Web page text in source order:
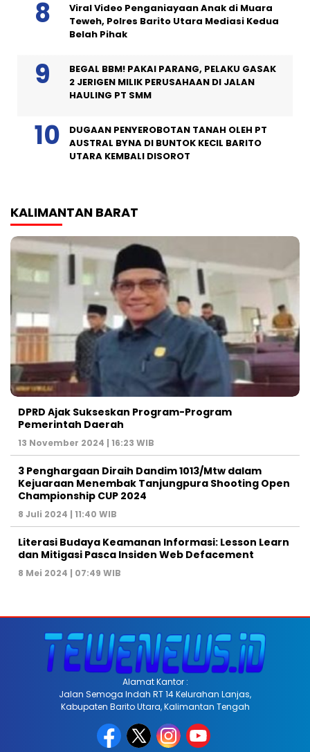
Viral Video Penganiayaan Anak di Muara
Teweh, Polres Barito Utara Mediasi Kedua
Belah Pihak
BEGAL BBM! PAKAI PARANG, PELAKU GASAK
2 JERIGEN MILIK PERUSAHAAN DI JALAN
HAULING PT SMM
DUGAAN PENYEROBOTAN TANAH OLEH PT
AUSTRAL BYNA DI BUNTOK KECIL BARITO
UTARA KEMBALI DISOROT
KALIMANTAN BARAT
DPRD Ajak Sukseskan Program-Program
Pemerintah Daerah
13 November 2024 | 16:23 WIB
3 Penghargaan Diraih Dandim 1013/Mtw dalam
Kejuaraan Menembak Tanjungpura Shooting Open
Championship CUP 2024
8 Juli 2024 | 11:40 WIB
Literasi Budaya Keamanan Informasi: Lesson Learn
dan Mitigasi Pasca Insiden Web Defacement
8 Mei 2024 | 07:49 WIB
Alamat Kantor :
Jalan Semoga Indah RT 14 Kelurahan Lanjas,
Kabupaten Barito Utara, Kalimantan Tengah